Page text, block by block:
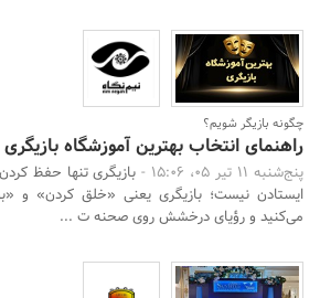
چگونه بازیگر شویم؟
راهنمای انتخاب بهترین آموزشگاه
پنج‌شنبه 11 تیر 05، 15:06 -
بازیگری تنها حفظ
ایستادن نیست؛ بازیگری یعنی «خلق کردن» و
می‌کنید و رؤیای درخشش روی صحنه ت ...